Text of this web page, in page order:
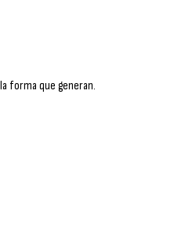
forma que generan.